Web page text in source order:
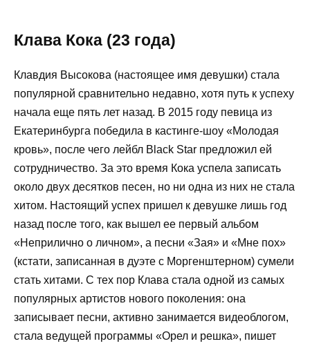
Клава Кока (23 года)
Клавдия Высокова (настоящее имя девушки) стала
популярной сравнительно недавно, хотя путь к успеху
начала еще пять лет назад. В 2015 году певица из
Екатеринбурга победила в кастинге-шоу «Молодая
кровь», после чего лейбл Black Star предложил ей
сотрудничество. За это время Кока успела записать
около двух десятков песен, но ни одна из них не стала
хитом. Настоящий успех пришел к девушке лишь год
назад после того, как вышел ее первый альбом
«Неприлично о личном», а песни «Зая» и «Мне пох»
(кстати, записанная в дуэте с Моргенштерном) сумели
стать хитами. С тех пор Клава стала одной из самых
популярных артистов нового поколения: она
записывает песни, активно занимается видеоблогом,
стала ведущей программы «Орел и решка», пишет